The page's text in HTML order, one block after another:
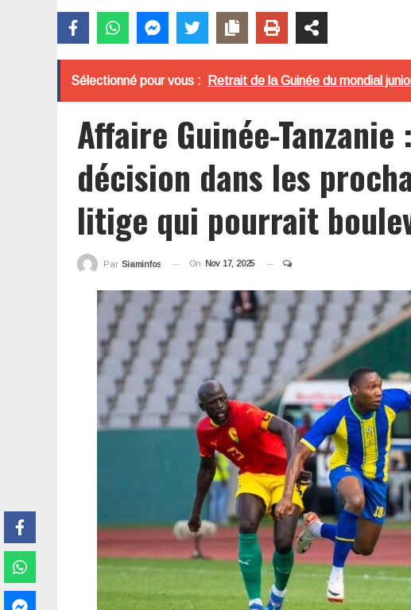
Sélectionné pour vous : Retrait de la Guinée du mondial
Affaire Guinée-Tanzanie
décision dans les
litige qui pourrait
Par Siaminfos On Nov 17, 2025